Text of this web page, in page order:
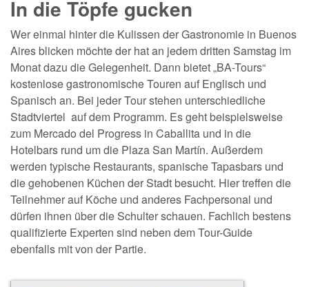
In die Töpfe gucken
Wer einmal hinter die Kulissen der Gastronomie in Buenos
Aires blicken möchte der hat an jedem dritten Samstag im
Monat dazu die Gelegenheit. Dann bietet „BA-Tours“
kostenlose gastronomische Touren auf Englisch und
Spanisch an. Bei jeder Tour stehen unterschiedliche
Stadtviertel auf dem Programm. Es geht beispielsweise
zum Mercado del Progress in Caballita und in die
Hotelbars rund um die Plaza San Martín. Außerdem
werden typische Restaurants, spanische Tapasbars und
die gehobenen Küchen der Stadt besucht. Hier treffen die
Teilnehmer auf Köche und anderes Fachpersonal und
dürfen ihnen über die Schulter schauen. Fachlich bestens
qualifizierte Experten sind neben dem Tour-Guide
ebenfalls mit von der Partie.